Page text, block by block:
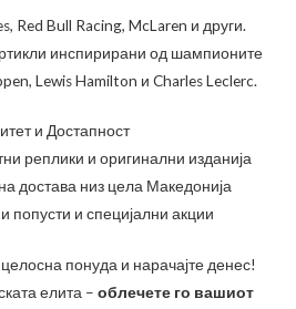
Red Bull Racing, McLaren и други.
инспирирани од шампионите
Lewis Hamilton и Charles Leclerc.
и Достапност
реплики и оригинални изданија
достава низ цела Македонија
попусти и специјални акции
понуда и нарачајте денес!
елита – облечете го вашиот